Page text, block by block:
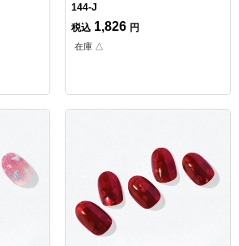
144-J
税込 1,826 円
在庫 △